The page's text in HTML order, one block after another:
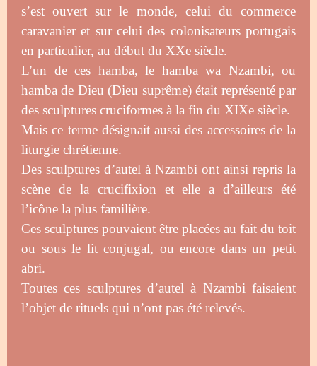
s’est ouvert sur le monde, celui du commerce
caravanier et sur celui des colonisateurs portugais
en particulier, au début du XXe siècle.
L’un de ces hamba, le hamba wa Nzambi, ou
hamba de Dieu (Dieu suprême) était représenté par
des sculptures cruciformes à la fin du XIXe siècle.
Mais ce terme désignait aussi des accessoires de la
liturgie chrétienne.
Des sculptures d’autel à Nzambi ont ainsi repris la
scène de la crucifixion et elle a d’ailleurs été
l’icône la plus familière.
Ces sculptures pouvaient être placées au fait du toit
ou sous le lit conjugal, ou encore dans un petit
abri.
Toutes ces sculptures d’autel à Nzambi faisaient
l’objet de rituels qui n’ont pas été relevés.